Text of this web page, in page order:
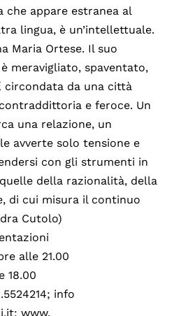
che appare estranea al
lingua, è un’intellettuale.
Maria Ortese. Il suo
meravigliato, spaventato,
circondata da una città
e feroce. Un
una relazione, un
avverte solo tensione e
con gli strumenti in
della razionalità, della
di cui misura il continuo
Cutolo)
alle 21.00
18.00
info
www.